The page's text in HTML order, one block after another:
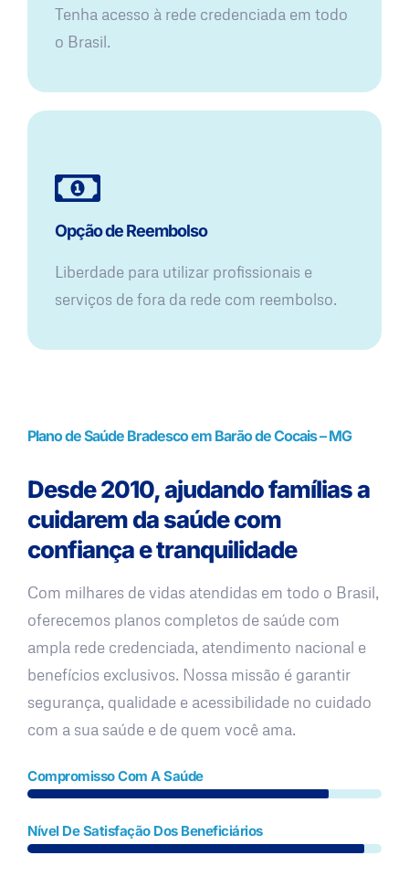
Tenha acesso à rede credenciada em todo
o Brasil.
Opção de Reembolso
Liberdade para utilizar profissionais e
serviços de fora da rede com reembolso.
Plano de Saúde Bradesco em Barão de Cocais – MG
Desde 2010, ajudando famílias a
cuidarem da saúde com
confiança e tranquilidade
Com milhares de vidas atendidas em todo o Brasil,
oferecemos planos completos de saúde com
ampla rede credenciada, atendimento nacional e
benefícios exclusivos. Nossa missão é garantir
segurança, qualidade e acessibilidade no cuidado
com a sua saúde e de quem você ama.
Compromisso Com A Saúde
Nível De Satisfação Dos Beneficiários